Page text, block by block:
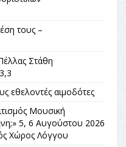
τους –
Στάθη
εθελοντές αιμοδότες
Μουσική
5, 6 Αυγούστου 2026
Χώρος Λόγγου